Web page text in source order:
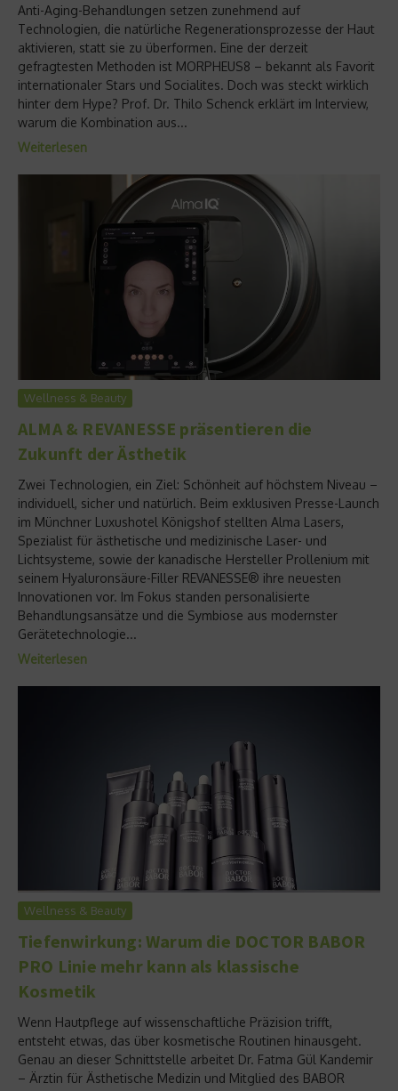
Anti-Aging-Behandlungen setzen zunehmend auf
Technologien, die natürliche Regenerationsprozesse der Haut
aktivieren, statt sie zu überformen. Eine der derzeit
gefragtesten Methoden ist MORPHEUS8 – bekannt als Favorit
internationaler Stars und Socialites. Doch was steckt wirklich
hinter dem Hype? Prof. Dr. Thilo Schenck erklärt im Interview,
warum die Kombination aus...
Weiterlesen
Wellness & Beauty
ALMA & REVANESSE präsentieren die
Zukunft der Ästhetik
Zwei Technologien, ein Ziel: Schönheit auf höchstem Niveau –
individuell, sicher und natürlich. Beim exklusiven Presse-Launch
im Münchner Luxushotel Königshof stellten Alma Lasers,
Spezialist für ästhetische und medizinische Laser- und
Lichtsysteme, sowie der kanadische Hersteller Prollenium mit
seinem Hyaluronsäure-Filler REVANESSE® ihre neuesten
Innovationen vor. Im Fokus standen personalisierte
Behandlungsansätze und die Symbiose aus modernster
Gerätetechnologie...
Weiterlesen
Wellness & Beauty
Tiefenwirkung: Warum die DOCTOR BABOR
PRO Linie mehr kann als klassische
Kosmetik
Wenn Hautpflege auf wissenschaftliche Präzision trifft,
entsteht etwas, das über kosmetische Routinen hinausgeht.
Genau an dieser Schnittstelle arbeitet Dr. Fatma Gül Kandemir
– Ärztin für Ästhetische Medizin und Mitglied des BABOR